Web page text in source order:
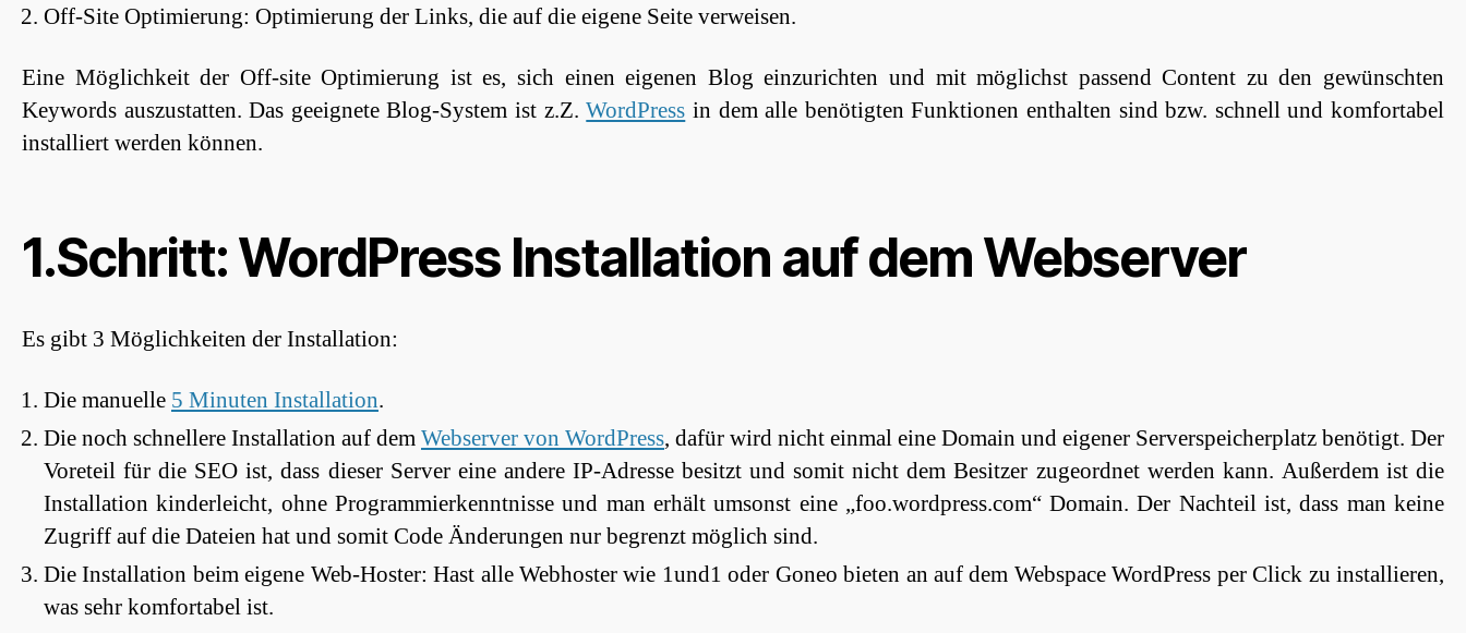
Off-Site Optimierung: Optimierung der Links, die auf die eigene Seite verweisen.
Eine Möglichkeit der Off-site Optimierung ist es, sich einen eigenen Blog einzurichten und mit möglichst passend Content zu den gewünschten
Keywords auszustatten. Das geeignete Blog-System ist z.Z.WordPress in dem alle benötigten Funktionen enthalten sind bzw. schnell und komfortabel
installiert werden können.
1.Schritt: WordPress Installation auf dem Webserver
Es gibt 3 Möglichkeiten der Installation:
Die manuelle 5 Minuten Installation.
Die noch schnellere Installation auf demWebserver von WordPress, dafür wird nicht einmal eine Domain und eigener Serverspeicherplatz benötigt. Der
Voreteil für die SEO ist, dass dieser Server eine andere IP-Adresse besitzt und somit nicht dem Besitzer zugeordnet werden kann. Außerdem ist die
Installation kinderleicht, ohne Programmierkenntnisse und man erhält umsonst eine „foo.wordpress.com“ Domain. Der Nachteil ist, dass man keine
Zugriff auf die Dateien hat und somit Code Änderungen nur begrenzt möglich sind.
Die Installation beim eigene Web-Hoster: Hast alle Webhoster wie 1und1 oder Goneo bieten an auf dem Webspace WordPress per Click zu installieren,
was sehr komfortabel ist.